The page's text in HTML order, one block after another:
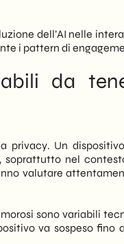
dell’AI nelle
i pattern di
da
privacy. Un
soprattutto nel
valutare
sono variabili
va sospeso fino